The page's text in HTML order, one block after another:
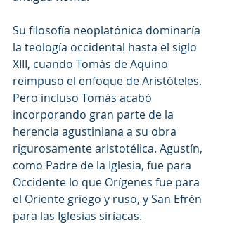
Su filosofía neoplatónica dominaría
la teología occidental hasta el siglo
XIII, cuando Tomás de Aquino
reimpuso el enfoque de Aristóteles.
Pero incluso Tomás acabó
incorporando gran parte de la
herencia agustiniana a su obra
rigurosamente aristotélica. Agustín,
como Padre de la Iglesia, fue para
Occidente lo que Orígenes fue para
el Oriente griego y ruso, y San Efrén
para las Iglesias siríacas.